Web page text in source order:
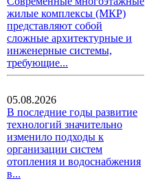
жилые комплексы (МКР)
представляют собой
сложные архитектурные и
инженерные системы,
требующие...
05.08.2026
В последние годы развитие
технологий значительно
изменило подходы к
организации систем
отопления и водоснабжения
в...